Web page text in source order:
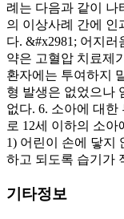
례는 다음과 같이 나
의 이상사례 간에 인
다. &#x2981; 어지러
약은 고혈압 치료제
환자에는 투여하지
형 발생은 없었으나
없다. 6. 소아에 대한
로 12세 이하의 소
1) 어린이 손에 닿지
하고 되도록 습기가
기타정보